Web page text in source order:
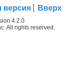
версия Вверх
4.2.0
All rights reserved.